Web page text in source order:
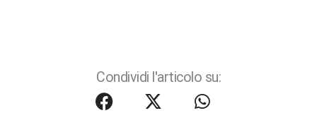
Condividi l'articolo su: